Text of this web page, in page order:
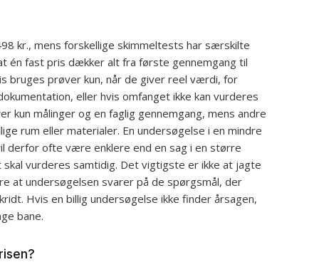
kr., mens forskellige skimmeltests har særskilte
én fast pris dækker alt fra første gennemgang til
bruges prøver kun, når de giver reel værdi, for
eller hvis omfanget ikke kan vurderes
kun målinger og en faglig gennemgang, mens andre
rum eller materialer. En undersøgelse i en mindre
derfor ofte være enklere end en sag i en større
vurderes samtidig. Det vigtigste er ikke at jagte
at undersøgelsen svarer på de spørgsmål, der
Hvis en billig undersøgelse ikke finder årsagen,
bane.